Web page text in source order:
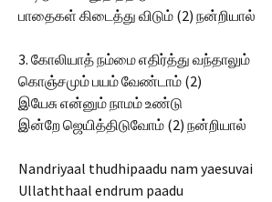
பாதைகள் கிடைத்து விடும் (2) நன்றியால்
3. கோலியாத் நம்மை எதிர்த்து வந்தாலும்
கொஞ்சமும் பயம் வேண்டாம் (2)
இயேசு என்னும் நாமம் உண்டு
இன்றே ஜெயித்திடுவோம் (2) நன்றியால்
Nandriyaal thudhipaadu nam yaesuvai
Ullaththaal endrum paadu